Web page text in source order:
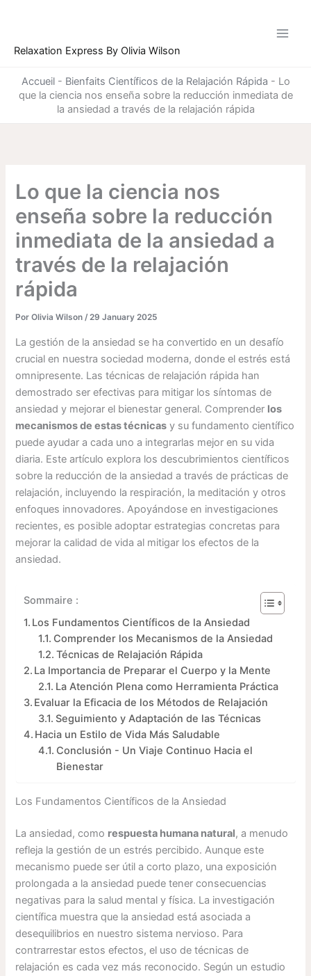
Relaxation Express By Olivia Wilson
Accueil- Bienfaits Científicos de la Relajación Rápida - Lo
que la ciencia nos enseña sobre la reducción inmediata de
la ansiedad a través de la relajación rápida
Lo que la ciencia nos
enseña sobre la reducción
inmediata de la ansiedad a
través de la relajación
rápida
PorOlivia Wilson/29 January 2025
La gestión de la ansiedad se ha convertido en un desafío
crucial en nuestra sociedad moderna, donde el estrés está
omnipresente. Las técnicas de relajación rápida han
demostrado ser efectivas para mitigar los síntomas de
ansiedad y mejorar el bienestar general. Comprender los
mecanismos de estas técnicas y su fundamento científico
puede ayudar a cada uno a integrarlas mejor en su vida
diaria. Este artículo explora los descubrimientos científicos
sobre la reducción de la ansiedad a través de prácticas de
relajación, incluyendo la respiración, la meditación y otros
enfoques innovadores. Apoyándose en investigaciones
recientes, es posible adoptar estrategias concretas para
mejorar la calidad de vida al mitigar los efectos de la
ansiedad.
Sommaire :
Los Fundamentos Científicos de la Ansiedad
Comprender los Mecanismos de la Ansiedad
Técnicas de Relajación Rápida
La Importancia de Preparar el Cuerpo y la Mente
La Atención Plena como Herramienta Práctica
Evaluar la Eficacia de los Métodos de Relajación
Seguimiento y Adaptación de las Técnicas
Hacia un Estilo de Vida Más Saludable
Conclusión - Un Viaje Continuo Hacia el
Bienestar
Los Fundamentos Científicos de la Ansiedad
La ansiedad, como respuesta humana natural, a menudo
refleja la gestión de un estrés percibido. Aunque este
mecanismo puede ser útil a corto plazo, una exposición
prolongada a la ansiedad puede tener consecuencias
negativas para la salud mental y física. La investigación
científica muestra que la ansiedad está asociada a
desequilibrios en nuestro sistema nervioso. Para
contrarrestar estos efectos, el uso de técnicas de
relajación es cada vez más reconocido. Según un estudio